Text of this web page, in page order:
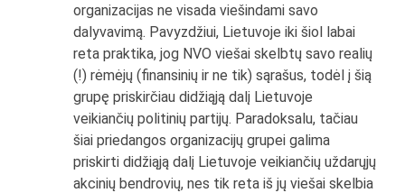
organizacijas ne visada viešindami savo
dalyvavimą. Pavyzdžiui, Lietuvoje iki šiol labai
reta praktika, jog NVO viešai skelbtų savo realių
(!) rėmėjų (finansinių ir ne tik) sąrašus, todėl į šią
grupę priskirčiau didžiąją dalį Lietuvoje
veikiančių politinių partijų. Paradoksalu, tačiau
šiai priedangos organizacijų grupei galima
priskirti didžiąją dalį Lietuvoje veikiančių uždarųjų
akcinių bendrovių, nes tik reta iš jų viešai skelbia